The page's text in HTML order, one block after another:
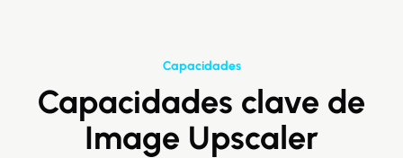
Capacidades
Capacidades clave de
Image Upscaler